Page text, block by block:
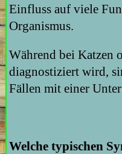
Einfluss auf viele
Organismus.
Während bei Katzen
diagnostiziert wird,
Fällen mit einer
Welche typischen